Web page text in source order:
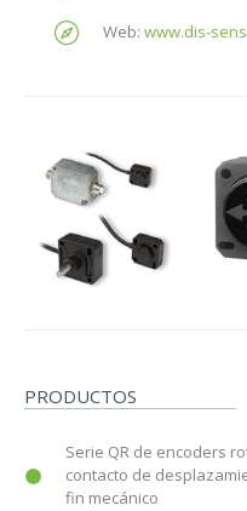
Web: www.dis-
PRODUCTOS
Serie QR de encoders
contacto de
fin mecánico